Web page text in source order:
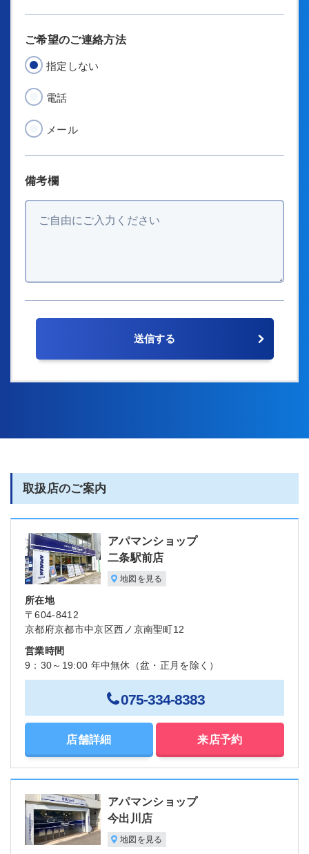
取扱店のご案内
アパマンショップ
二条駅前店
地図を見る
所在地
〒604-8412
京都府京都市中京区西ノ京南聖町12
営業時間
9：30～19:00 年中無休（盆・正月を除く）
075-334-8383
店舗詳細 来店予約
アパマンショップ
今出川店
地図を見る